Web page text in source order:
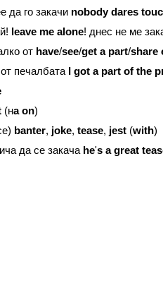
да го закачи nobody dares
leave me alone! днес не ме
от have/see/get a part/share
печалбата
got a part of the
(нa on)
banter, joke, tease, jest(with)
да се закача he's a great